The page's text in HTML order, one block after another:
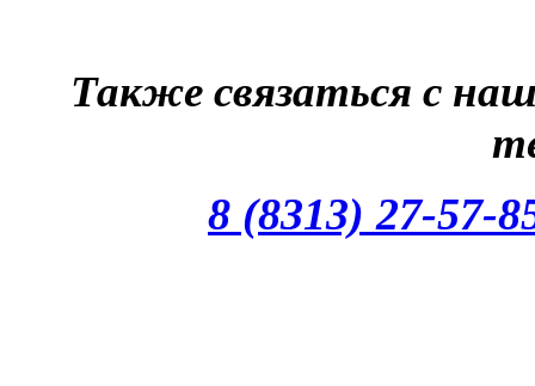
Также связаться с
8 (8313) 27-57-